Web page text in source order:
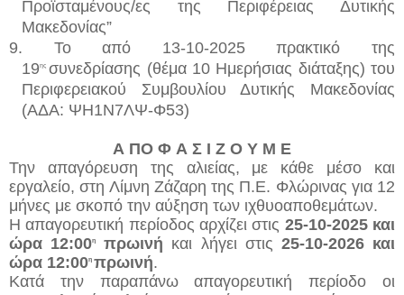
Προϊσταμένους/ες της Περιφέρειας Δυτικής
Μακεδονίας”
9. Το από 13-10-2025 πρακτικό της
19ης συνεδρίασης (θέμα 10 Ημερήσιας διάταξης)του
Περιφερειακού Συμβουλίου Δυτικής Μακεδονίας
(ΑΔΑ: ΨΗ1Ν7ΛΨ-Φ53)
Α ΠΟ Φ Α Σ Ι Ζ Ο Υ Μ Ε
Την απαγόρευση της αλιείας, με κάθε μέσο και
εργαλείο, στη Λίμνη Ζάζαρη της Π.Ε. Φλώρινας για 12
μήνες με σκοπό την αύξηση των ιχθυοαποθεμάτων.
Η απαγορευτική περίοδος αρχίζει στις 25-10-2025 και
ώρα 12:00η πρωινή και λήγει στις 25-10-2026 και
ώρα 12:00η πρωινή.
Κατά την παραπάνω απαγορευτική περίοδο οι